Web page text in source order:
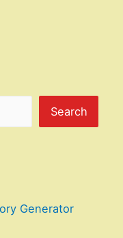
Search
Generator